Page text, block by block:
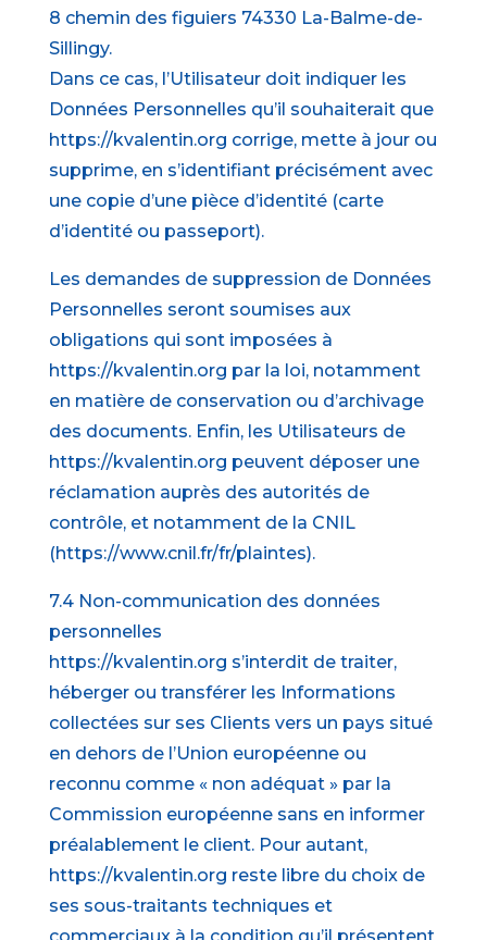
8 chemin des figuiers 74330 La-Balme-de-
Sillingy.
Dans ce cas, l’Utilisateur doit indiquer les
Données Personnelles qu’il souhaiterait que
https://kvalentin.org corrige, mette à jour ou
supprime, en s’identifiant précisément avec
une copie d’une pièce d’identité (carte
d’identité ou passeport).
Les demandes de suppression de Données
Personnelles seront soumises aux
obligations qui sont imposées à
https://kvalentin.org par la loi, notamment
en matière de conservation ou d’archivage
des documents. Enfin, les Utilisateurs de
https://kvalentin.org peuvent déposer une
réclamation auprès des autorités de
contrôle, et notamment de la CNIL
(https://www.cnil.fr/fr/plaintes).
7.4 Non-communication des données
personnelles
https://kvalentin.org s’interdit de traiter,
héberger ou transférer les Informations
collectées sur ses Clients vers un pays situé
en dehors de l’Union européenne ou
reconnu comme « non adéquat » par la
Commission européenne sans en informer
préalablement le client. Pour autant,
https://kvalentin.org reste libre du choix de
ses sous-traitants techniques et
commerciaux à la condition qu’il présentent